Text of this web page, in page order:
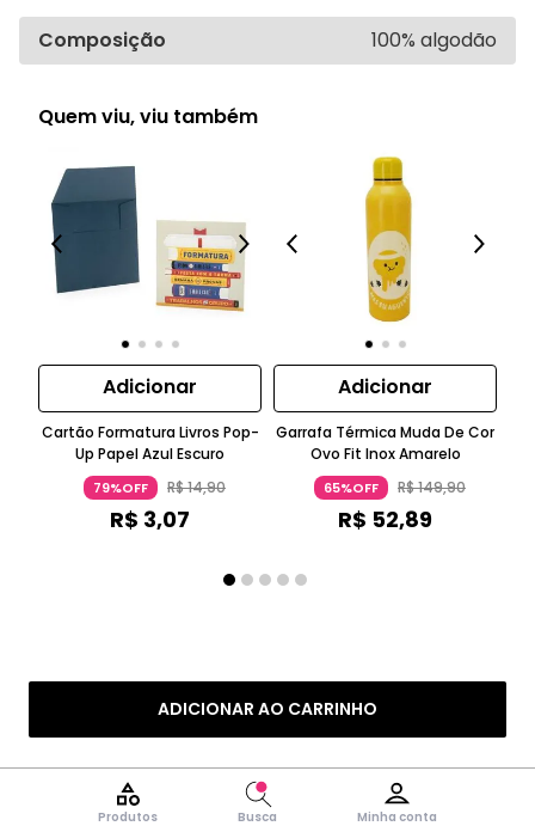
Produtos Busca Minha conta
ADICIONAR AO CARRINHO
Composição 100% algodão
Quem viu, viu também
Adicionar
Cartão Formatura Livros Pop-
Up Papel Azul Escuro
79%OFF R$14,90
R$ 3,07
Adicionar
Garrafa Térmica Muda De Cor
Ovo Fit Inox Amarelo
65%OFF R$149,90
R$ 52,89